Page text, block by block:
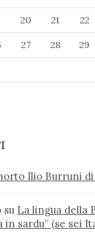
20 21
22
27 28
29
Ilio Burruni
su La lingua della
in sardu” (se sei